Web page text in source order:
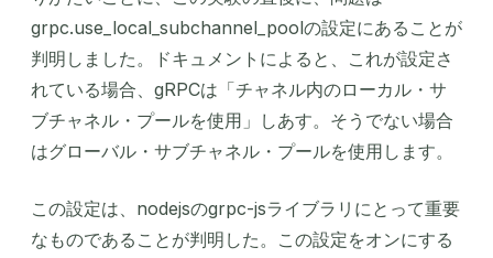
grpc.use_local_subchannel_poolの設定にあることが
判明しました。ドキュメントによると、これが設定さ
れている場合、gRPCは「チャネル内のローカル・サ
ブチャネル・プールを使用」しあす。そうでない場合
はグローバル・サブチャネル・プールを使用します。
この設定は、nodejsのgrpc-jsライブラリにとって重要
なものであることが判明した。この設定をオンにする